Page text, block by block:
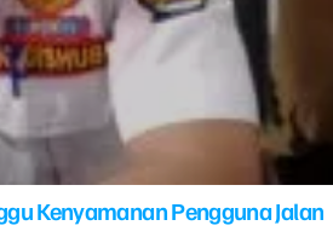
Kenyamanan Pengguna Jalan